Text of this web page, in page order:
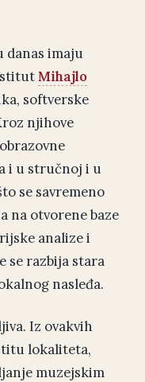
imaju
Mihajlo
softverske
njihove
i u stručnoj i u
se savremeno
na otvorene baze
analize i
se razbija stara
nasleđa.
Iz ovakvih
lokaliteta,
muzejskim